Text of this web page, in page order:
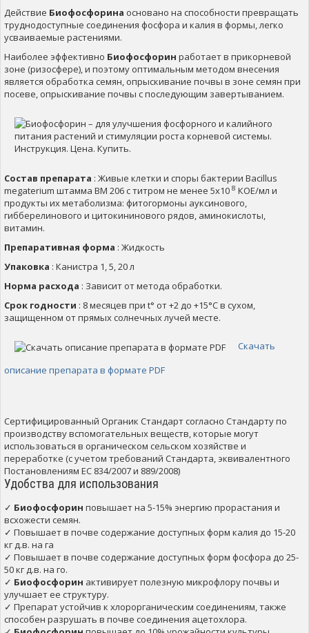
Действие Биофосфорина основано на способности превращать
труднодоступные соединения фосфора и калия в формы, легко
усваиваемые растениями.
Наиболее эффективно Биофосфорин работает в прикорневой
зоне (ризосфере), и поэтому оптимальным методом внесения
является обработка семян, опрыскивание почвы в зоне семян при
посеве, опрыскивание почвы с последующим завертыванием.
Состав препарата : Живые клетки и споры бактерии Bacillus
megaterium штамма BM 206 с титром не менее 5х10 8 КОЕ/мл и
продукты их метаболизма: фитогормоны ауксинового,
гибберелинового и цитокининового рядов, аминокислоты,
витамин.
Препаративная форма : Жидкость
Упаковка : Канистра 1, 5, 20 л
Норма расхода : Зависит от метода обработки.
Срок годности : 8 месяцев при t° от +2 до +15°С в сухом,
защищенном от прямых солнечных лучей месте.
Скачать
описание препарата в формате PDF
Сертифицированный Органик Стандарт согласно Стандарту по
производству вспомогательных веществ, которые могут
использоваться в органическом сельском хозяйстве и
переработке (с учетом требований Стандарта, эквивалентного
Постановлениям ЕС 834/2007 и 889/2008)
Удобства для использования
✓ Биофосфорин повышает на 5-15% энергию прорастания и
всхожести семян.
✓ Повышает в почве содержание доступных форм калия до 15-20
кг д.в. на га
✓ Повышает в почве содержание доступных форм фосфора до 25-
50 кг д.в. на го.
✓ Биофосфорин активирует полезную микрофлору почвы и
улучшает ее структуру.
✓ Препарат устойчив к хлорорганическим соединениям, также
способен разрушать в почве соединения ацетохлора.